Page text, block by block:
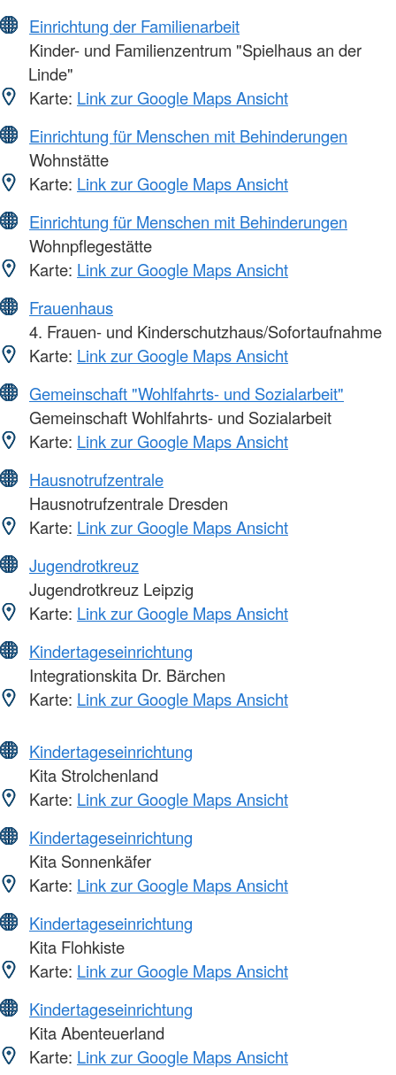
Einrichtung der Familienarbeit
Kinder- und Familienzentrum "Spielhaus an der
Linde"
Karte: Link zur Google Maps Ansicht
Einrichtung für Menschen mit Behinderungen
Wohnstätte
Karte: Link zur Google Maps Ansicht
Einrichtung für Menschen mit Behinderungen
Wohnpflegestätte
Karte: Link zur Google Maps Ansicht
Frauenhaus
4. Frauen- und Kinderschutzhaus/Sofortaufnahme
Karte: Link zur Google Maps Ansicht
Gemeinschaft "Wohlfahrts- und Sozialarbeit"
Gemeinschaft Wohlfahrts- und Sozialarbeit
Karte: Link zur Google Maps Ansicht
Hausnotrufzentrale
Hausnotrufzentrale Dresden
Karte: Link zur Google Maps Ansicht
Jugendrotkreuz
Jugendrotkreuz Leipzig
Karte: Link zur Google Maps Ansicht
Kindertageseinrichtung
Integrationskita Dr. Bärchen
Karte: Link zur Google Maps Ansicht
Kindertageseinrichtung
Kita Strolchenland
Karte: Link zur Google Maps Ansicht
Kindertageseinrichtung
Kita Sonnenkäfer
Karte: Link zur Google Maps Ansicht
Kindertageseinrichtung
Kita Flohkiste
Karte: Link zur Google Maps Ansicht
Kindertageseinrichtung
Kita Abenteuerland
Karte: Link zur Google Maps Ansicht